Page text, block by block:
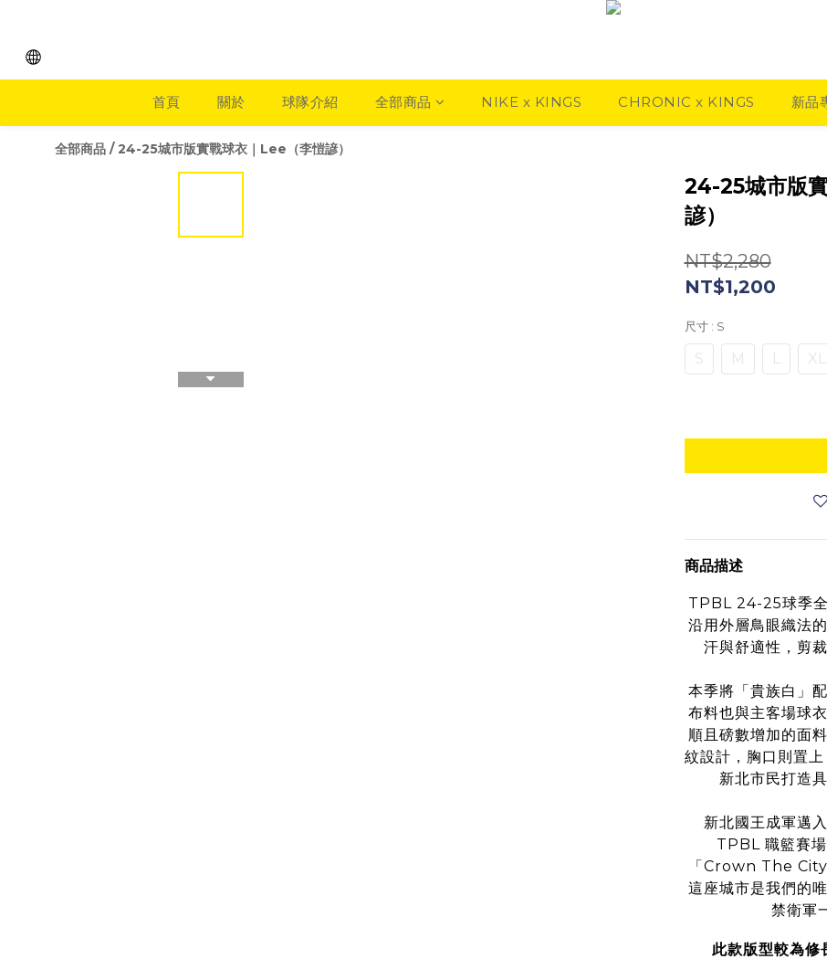
首頁 關於 球隊介紹 全部商品 NIKE x KINGS CHRONIC x KINGS 新品
全部商品 /24-25城市版實戰球衣｜Lee（李愷諺）
24-25城市版
諺）
NT$2,280
NT$1,200
尺寸 : S
S M L XL
商品描述
TPBL 24-25球季
沿用外層鳥眼織法
汗與舒適性，剪
本季將「貴族白」
布料也與主客場球
順且磅數增加的面
紋設計，胸口則置
新北市民打造
新北國王成軍邁
TPBL 職籃賽
「Crown The
這座城市是我們的
禁衛軍
此款版型較為修